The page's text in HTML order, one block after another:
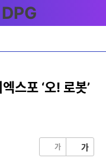
스포 ‘오! 로봇’
가 가